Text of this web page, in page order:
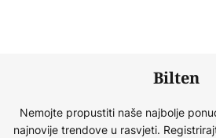
Bilten
Nemojte propustiti naše najbolje
najnovije trendove u rasvjeti.